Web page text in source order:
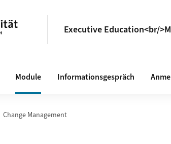
Executive Education<br/
Module Informationsgespräch
Change Management